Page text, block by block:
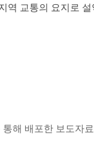
역 교통의 요지로
통해 배포한 보도자